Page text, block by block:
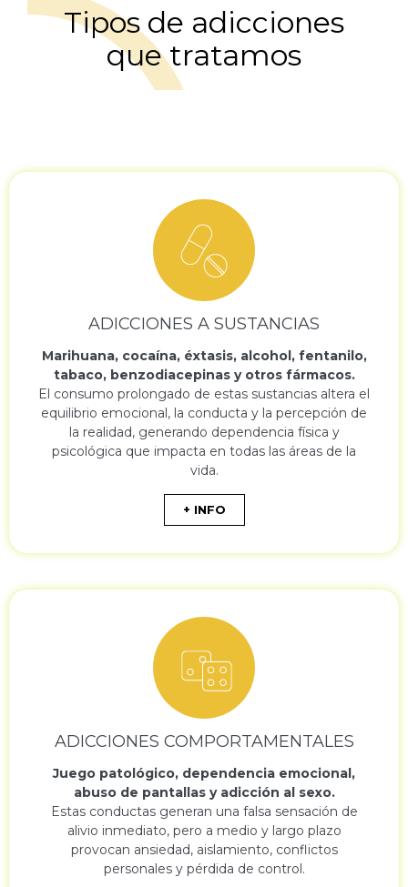
Tipos de adicciones
que tratamos
ADICCIONES A SUSTANCIAS
Marihuana, cocaína, éxtasis, alcohol, fentanilo,
tabaco, benzodiacepinas y otros fármacos.
El consumo prolongado de estas sustancias altera el
equilibrio emocional, la conducta y la percepción de
la realidad, generando dependencia física y
psicológica que impacta en todas las áreas de la
vida.
+ INFO
ADICCIONES COMPORTAMENTALES
Juego patológico, dependencia emocional,
abuso de pantallas y adicción al sexo.
Estas conductas generan una falsa sensación de
alivio inmediato, pero a medio y largo plazo
provocan ansiedad, aislamiento, conflictos
personales y pérdida de control.